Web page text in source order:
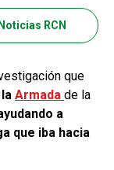
RCN
que
Armada de la
a
que iba hacia